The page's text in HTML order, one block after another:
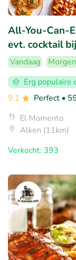
All-You-Can-
evt. cocktail
Vandaag Morgen
Erg populaire
9.1
Perfect •
El Momento
Alken (11km)
Verkocht: 393